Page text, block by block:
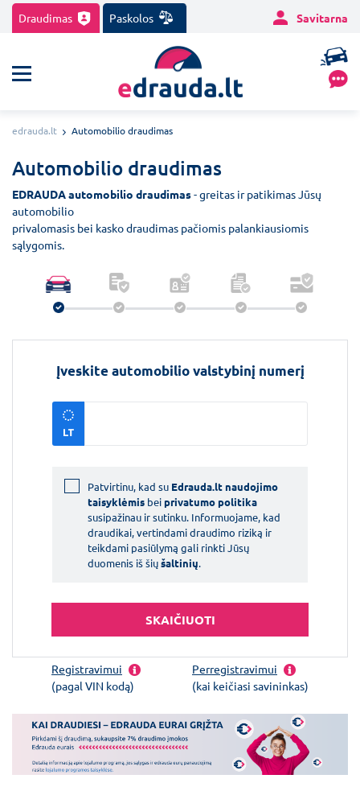
Draudimas Paskolos Savitarna
edrauda.lt Automobilio draudimas
Automobilio draudimas
EDRAUDA automobilio draudimas- greitas ir patikimas Jūsų
automobilio
privalomasis bei kasko draudimas pačiomis palankiausiomis
sąlygomis.
Įveskite automobilio valstybinį numerį
Patvirtinu, kad su Edrauda.lt naudojimo
taisyklėmis bei privatumo politika
susipažinau ir sutinku. Informuojame, kad
draudikai, vertindami draudimo riziką ir
teikdami pasiūlymą gali rinkti Jūsų
duomenis iš šiųšaltinių.
SKAIČIUOTI
Registravimui
(pagal VIN kodą)
Perregistravimui
(kai keičiasi savininkas)